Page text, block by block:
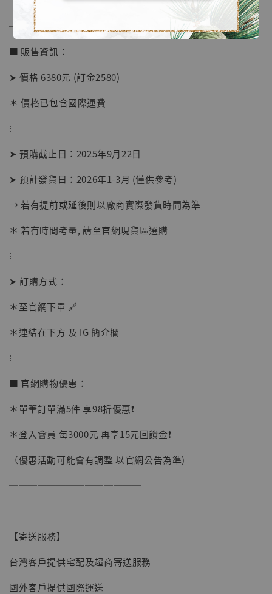
【現貨】BJSTUDIO 1/6系列可動蒐藏人偶 讓
子彈飛 鵝城縣長 張麻子 [BK01]
NT$ 4,980
──────────────
■ 販售資訊：
➤ 價格 6380元 (訂金2580)
＊ 價格已包含國際運費
⁝
➤ 預購截止日：2025年9月22日
➤ 預計發貨日：2026年1-3月 (僅供參考)
→ 若有提前或延後則以廠商實際發貨時間為準
＊ 若有時間考量, 請至官網現貨區選購
⁝
➤ 訂購方式：
＊至官網下單 🔗
＊連結在下方 及 IG 簡介欄
⁝
■ 官網購物優惠：
＊單筆訂單滿5件 享98折優惠❗️
＊登入會員 每3000元 再享15元回饋金❗️
（優惠活動可能會有調整 以官網公告為準)
──────────────
【寄送服務】
台灣客戶提供宅配及超商寄送服務
國外客戶提供國際運送